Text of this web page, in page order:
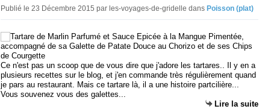
Publié le 23 Décembre 2015 par les-voyages-de-gridelle dans Poisson (plat)
Ce n'est pas un scoop que de vous dire que j'adore les tartares.. Il y en a
plusieurs recettes sur le blog, et j'en commande très régulièrement quand
je pars au restaurant. Mais ce tartare là, il a une histoire partcilière...
Vous souvenez vous des galettes...
Lire la suite